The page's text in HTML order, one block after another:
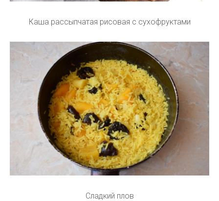
Каша рассыпчатая рисовая с сухофруктами
Сладкий плов